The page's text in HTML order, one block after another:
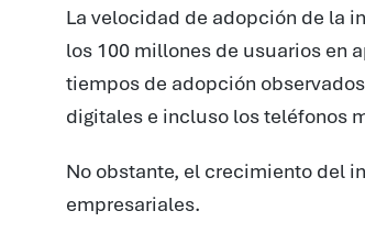
La velocidad de adopción de la
los 100 millones de usuarios en
tiempos de adopción
digitales e incluso los teléfonos
No obstante, el crecimiento del
empresariales.